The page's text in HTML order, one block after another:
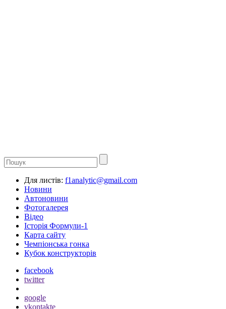
Для листів: f1analytic@gmail.com
Новини
Автоновини
Фотогалерея
Відео
Історія Формули-1
Карта сайту
Чемпіонська гонка
Кубок конструкторів
facebook
twitter
google
vkontakte